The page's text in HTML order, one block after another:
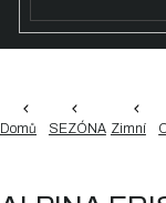
Domů SEZÓNA Zimní